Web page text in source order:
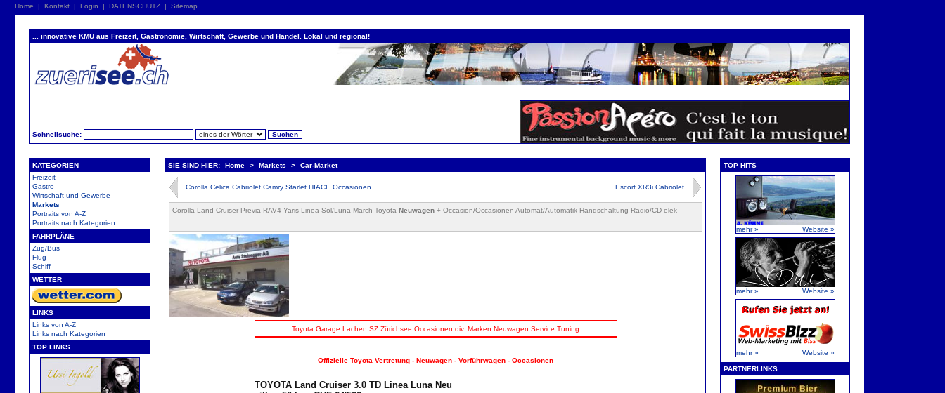
Home | Kontakt | Login | DATENSCHUTZ | Sitemap
... innovative KMU aus Freizeit, Gastronomie, Wirtschaft, Gewerbe und Handel. Lokal und regional!
Schnellsuche:
KATEGORIEN
Freizeit
Gastro
Wirtschaft und Gewerbe
Markets
Portraits von A-Z
Portraits nach Kategorien
FAHRPLÄNE
Zug/Bus
Flug
Schiff
WETTER
LINKS
Links von A-Z
Links nach Kategorien
TOP LINKS
SIE SIND HIER: Home > Markets > Car-Market
Corolla Celica Cabriolet Camry Starlet HIACE Occasionen Escort XR3i Cabriolet
Corolla Land Cruiser Previa RAV4 Yaris Linea Sol/Luna March Toyota Neuwagen + Occasion/Occasionen Automat/Automatik Handschaltung Radio/CD elek
Toyota Garage Lachen SZ Zürichsee Occasionen div. Marken Neuwagen Service Tuning
Offizielle Toyota Vertretung - Neuwagen - Vorführwagen - Occasionen
TOYOTA Land Cruiser 3.0 TD Linea Luna Neu
TOP HITS
mehr » Website »
mehr » Website »
mehr » Website »
PARTNERLINKS